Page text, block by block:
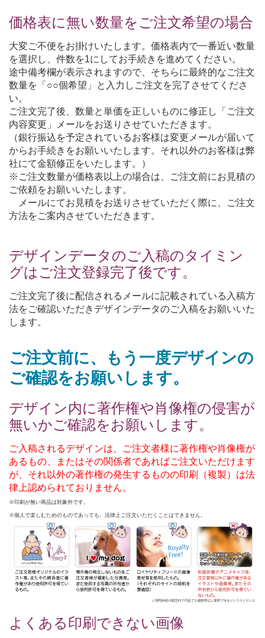
価格表に無い数量をご注文希望の場合
大変ご不便をお掛けいたします。価格表内で一番近い数量
を選択し、件数を1にしてお手続きを進めてください。
途中備考欄が表示されますので、そちらに最終的なご注文
数量を「○○個希望」と入力しご注文を完了させてくださ
い。
ご注文完了後、数量と単価を正しいものに修正し「ご注文
内容変更」メールをお送りさせていただきます。
（銀行振込を予定されているお客様は変更メールが届いて
からお手続きをお願いいたします。それ以外のお客様は弊
社にて金額修正をいたします。）
※ご注文数量が価格表以上の場合は、ご注文前にお見積の
ご依頼をお願いいたします。
メールにてお見積をお送りさせていただく際に、ご注文
方法をご案内させていただきます。
デザインデータのご入稿のタイミン
グはご注文登録完了後です。
ご注文完了後に配信されるメールに記載されている入稿方
法をご確認いただきデザインデータのご入稿をお願いいた
します。
ご注文前に、もう一度デザインの
ご確認をお願いします。
デザイン内に著作権や肖像権の侵害が
無いかご確認をお願いします。
ご入稿されるデザインは、ご注文者様に著作権や肖像権が
あるもの、またはその関係者であればご注文いただけます
が、それ以外の著作権の発生するものの印刷（複製）は法
律上認められておりません。
※印刷が無い商品は対象外です。
※個人で楽しむためのものであっても、法律上ご注文いただくことはできません。
よくある印刷できない画像